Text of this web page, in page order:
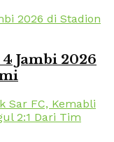
Jambi 2026